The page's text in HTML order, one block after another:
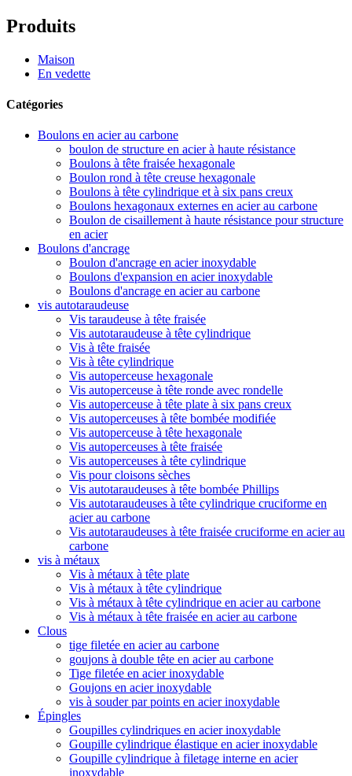
Produits
Maison
En vedette
Catégories
Boulons en acier au carbone
boulon de structure en acier à haute résistance
Boulons à tête fraisée hexagonale
Boulon rond à tête creuse hexagonale
Boulons à tête cylindrique et à six pans creux
Boulons hexagonaux externes en acier au carbone
Boulon de cisaillement à haute résistance pour structure
en acier
Boulons d'ancrage
Boulon d'ancrage en acier inoxydable
Boulons d'expansion en acier inoxydable
Boulons d'ancrage en acier au carbone
vis autotaraudeuse
Vis taraudeuse à tête fraisée
Vis autotaraudeuse à tête cylindrique
Vis à tête fraisée
Vis à tête cylindrique
Vis autoperceuse hexagonale
Vis autoperceuse à tête ronde avec rondelle
Vis autoperceuse à tête plate à six pans creux
Vis autoperceuses à tête bombée modifiée
Vis autoperceuse à tête hexagonale
Vis autoperceuses à tête fraisée
Vis autoperceuses à tête cylindrique
Vis pour cloisons sèches
Vis autotaraudeuses à tête bombée Phillips
Vis autotaraudeuses à tête cylindrique cruciforme en
acier au carbone
Vis autotaraudeuses à tête fraisée cruciforme en acier au
carbone
vis à métaux
Vis à métaux à tête plate
Vis à métaux à tête cylindrique
Vis à métaux à tête cylindrique en acier au carbone
Vis à métaux à tête fraisée en acier au carbone
Clous
tige filetée en acier au carbone
goujons à double tête en acier au carbone
Tige filetée en acier inoxydable
Goujons en acier inoxydable
vis à souder par points en acier inoxydable
Épingles
Goupilles cylindriques en acier inoxydable
Goupille cylindrique élastique en acier inoxydable
Goupille cylindrique à filetage interne en acier
inoxydable